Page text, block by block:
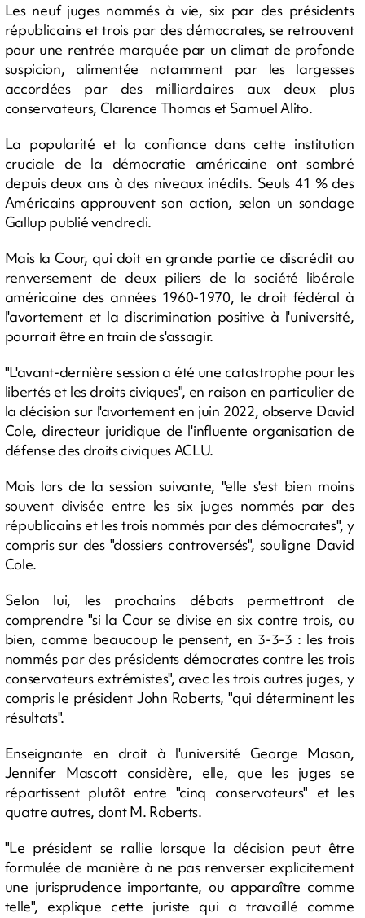
Les neuf juges nommés à vie, six par des présidents
républicains et trois par des démocrates, se retrouvent
pour une rentrée marquée par un climat de profonde
suspicion, alimentée notamment par les largesses
accordées par des milliardaires aux deux plus
conservateurs, Clarence Thomas et Samuel Alito.
La popularité et la confiance dans cette institution
cruciale de la démocratie américaine ont sombré
depuis deux ans à des niveaux inédits. Seuls 41 % des
Américains approuvent son action, selon un sondage
Gallup publié vendredi.
Mais la Cour, qui doit en grande partie ce discrédit au
renversement de deux piliers de la société libérale
américaine des années 1960-1970, le droit fédéral à
l'avortement et la discrimination positive à l'université,
pourrait être en train de s'assagir.
"L'avant-dernière session a été une catastrophe pour les
libertés et les droits civiques", en raison en particulier de
la décision sur l'avortement en juin 2022, observe David
Cole, directeur juridique de l'influente organisation de
défense des droits civiques ACLU.
Mais lors de la session suivante, "elle s'est bien moins
souvent divisée entre les six juges nommés par des
républicains et les trois nommés par des démocrates", y
compris sur des "dossiers controversés", souligne David
Cole.
Selon lui, les prochains débats permettront de
comprendre "si la Cour se divise en six contre trois, ou
bien, comme beaucoup le pensent, en 3-3-3 : les trois
nommés par des présidents démocrates contre les trois
conservateurs extrémistes", avec les trois autres juges, y
compris le président John Roberts, "qui déterminent les
résultats".
Enseignante en droit à l'université George Mason,
Jennifer Mascott considère, elle, que les juges se
répartissent plutôt entre "cinq conservateurs" et les
quatre autres, dont M. Roberts.
"Le président se rallie lorsque la décision peut être
formulée de manière à ne pas renverser explicitement
une jurisprudence importante, ou apparaître comme
telle", explique cette juriste qui a travaillé comme